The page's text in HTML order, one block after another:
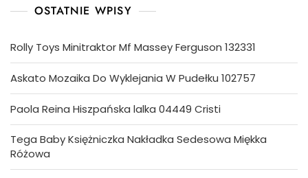
OSTATNIE WPISY
Rolly Toys Minitraktor Mf Massey Ferguson 132331
Askato Mozaika Do Wyklejania W Pudełku 102757
Paola Reina Hiszpańska lalka 04449 Cristi
Tega Baby Księżniczka Nakładka Sedesowa Miękka
Różowa